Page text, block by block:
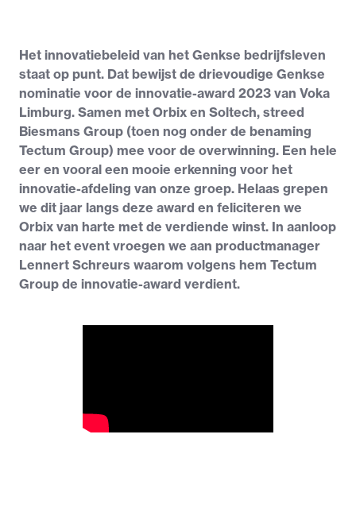
Het innovatiebeleid van het Genkse bedrijfsleven
staat op punt. Dat bewijst de drievoudige Genkse
nominatie voor de innovatie-award 2023 van Voka
Limburg. Samen met Orbix en Soltech, streed
Biesmans Group (toen nog onder de benaming
Tectum Group) mee voor de overwinning. Een hele
eer en vooral een mooie erkenning voor het
innovatie-afdeling van onze groep. Helaas grepen
we dit jaar langs deze award en feliciteren we
Orbix van harte met de verdiende winst. In aanloop
naar het event vroegen we aan productmanager
Lennert Schreurs waarom volgens hem Tectum
Group de innovatie-award verdient.